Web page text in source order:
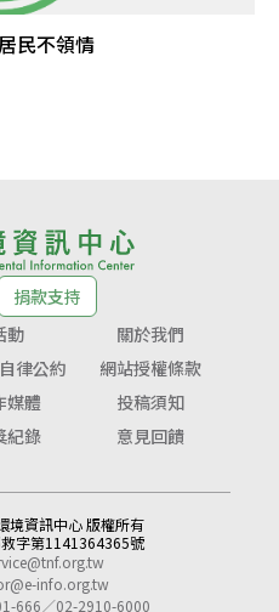
民不領情
捐款支持
動
關於我們
律公約
網站授權條款
媒體
投稿須知
紀錄 意見回饋
資訊中心 版權所有
字第1141364365號
info.org.tw
666／02-2910-6000